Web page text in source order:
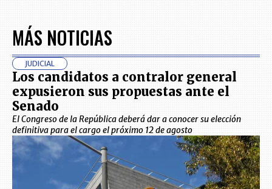
MÁS NOTICIAS
JUDICIAL
Los candidatos a contralor general
expusieron sus propuestas ante el
Senado
El Congreso de la República deberá dar a conocer su elección
definitiva para el cargo el próximo 12 de agosto